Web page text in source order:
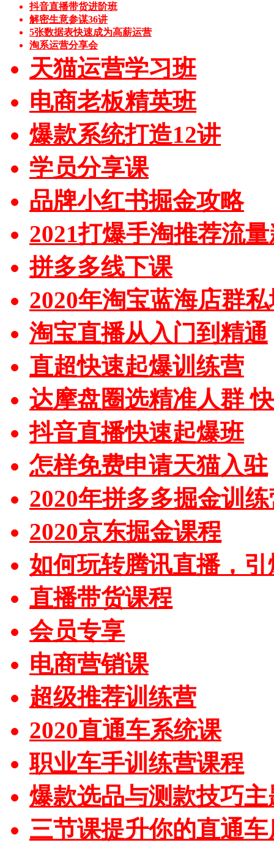
抖音直播带货进阶班
解密生意参谋36讲
5张数据表快速成为高薪运营
淘系运营分享会
天猫运营学习班
电商老板精英班
爆款系统打造12讲
学员分享课
品牌小红书掘金攻略
2021打爆手淘推荐流
拼多多线下课
2020年淘宝蓝海店群
淘宝直播从入门到精通
直超快速起爆训练营
达摩盘圈选精准人群
抖音直播快速起爆班
怎样免费申请天猫入驻
2020年拼多多掘金训
2020京东掘金课程
如何玩转腾讯直播，
直播带货课程
会员专享
电商营销课
超级推荐训练营
2020直通车系统课
职业车手训练营课程
爆款选品与测款技巧主
三节课提升你的直通